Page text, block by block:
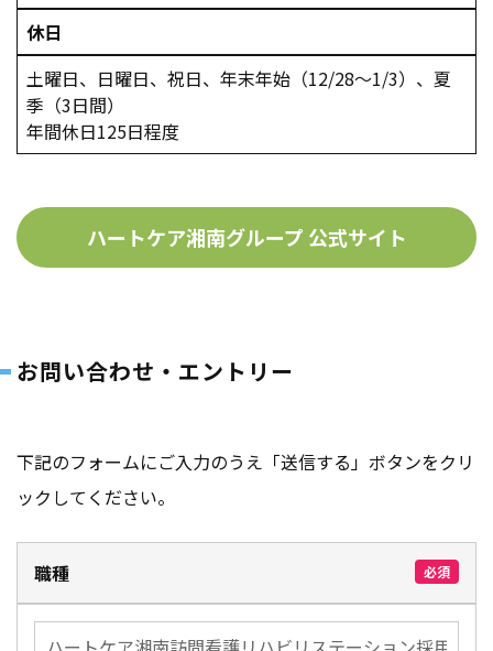
休日
土曜日、日曜日、祝日、年末年始（12/28～1/3）、夏
季（3日間）
年間休日125日程度
ハートケア湘南グループ 公式サイト
お問い合わせ・エントリー
下記のフォームにご入力のうえ「送信する」ボタンをクリ
ックしてください。
職種 必須